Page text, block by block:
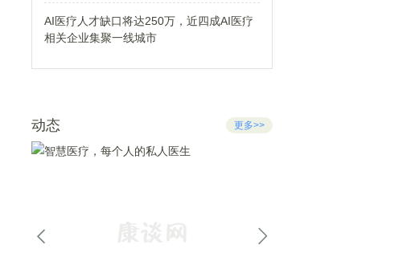
AI医疗人才缺口将达250万，近四成AI医疗
相关企业集聚一线城市
动态 更多>>